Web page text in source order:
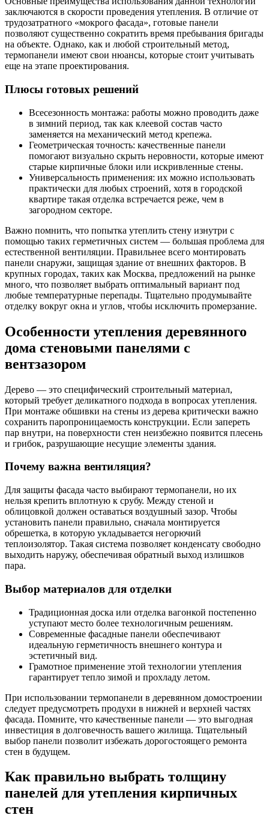
заключаются в скорости проведения утепления. В отличие от
трудозатратного «мокрого фасада», готовые панели
позволяют существенно сократить время пребывания бригады
на объекте. Однако, как и любой строительный метод,
термопанели имеют свои нюансы, которые стоит учитывать
еще на этапе проектирования.
Плюсы готовых решений
Всесезонность монтажа: работы можно проводить даже
в зимний период, так как клеевой состав часто
заменяется на механический метод крепежа.
Геометрическая точность: качественные панели
помогают визуально скрыть неровности, которые имеют
старые кирпичные блоки или искривленные стены.
Универсальность применения: их можно использовать
практически для любых строений, хотя в городской
квартире такая отделка встречается реже, чем в
загородном секторе.
Важно помнить, что попытка утеплить стену изнутри с
помощью таких герметичных систем — большая проблема для
естественной вентиляции. Правильнее всего монтировать
панели снаружи, защищая здание от внешних факторов. В
крупных городах, таких как Москва, предложений на рынке
много, что позволяет выбрать оптимальный вариант под
любые температурные перепады. Тщательно продумывайте
отделку вокруг окна и углов, чтобы исключить промерзание.
Особенности утепления деревянного
дома стеновыми панелями с
вентзазором
Дерево — это специфический строительный материал,
который требует деликатного подхода в вопросах утепления.
При монтаже обшивки на стены из дерева критически важно
сохранить паропроницаемость конструкции. Если запереть
пар внутри, на поверхности стен неизбежно появится плесень
и грибок, разрушающие несущие элементы здания.
Почему важна вентиляция?
Для защиты фасада часто выбирают термопанели, но их
нельзя крепить вплотную к срубу. Между стеной и
облицовкой должен оставаться воздушный зазор. Чтобы
установить панели правильно, сначала монтируется
обрешетка, в которую укладывается негорючий
теплоизолятор. Такая система позволяет конденсату свободно
выходить наружу, обеспечивая обратный выход излишков
пара.
Выбор материалов для отделки
Традиционная доска или отделка вагонкой постепенно
уступают место более технологичным решениям.
Современные фасадные панели обеспечивают
идеальную герметичность внешнего контура и
эстетичный вид.
Грамотное применение этой технологии утепления
гарантирует тепло зимой и прохладу летом.
При использовании термопанели в деревянном домостроении
следует предусмотреть продухи в нижней и верхней частях
фасада. Помните, что качественные панели — это выгодная
инвестиция в долговечность вашего жилища. Тщательный
выбор панели позволит избежать дорогостоящего ремонта
стен в будущем.
Как правильно выбрать толщину
панелей для утепления кирпичных
стен